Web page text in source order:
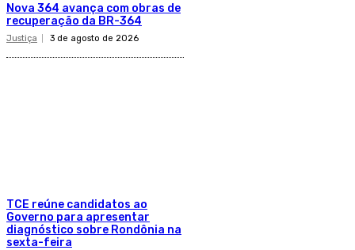
​Nova 364 avança com obras de
recuperação da BR-364​
Justiça 3 de agosto de 2026
TCE reúne candidatos ao
Governo para apresentar
diagnóstico sobre Rondônia na
sexta-feira